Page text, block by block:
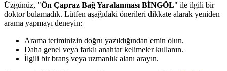
Üzgünüz, "Ön Çapraz Bağ Yaralanması BİNGÖL" ile ilgili bir
doktor bulamadık. Lütfen aşağıdaki önerileri dikkate alarak yeniden
arama yapmayı deneyin:
Arama teriminizin doğru yazıldığından emin olun.
Daha genel veya farklı anahtar kelimeler kullanın.
İlgili bir branş veya uzmanlık alanı arayın.